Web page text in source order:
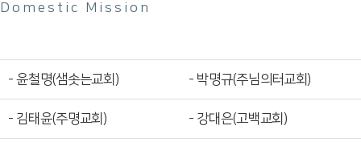
Domestic Mission
- 윤철명(샘솟는교회) - 박명규(주님의터교회)
- 김태윤(주명교회) - 강대은(고백교회)